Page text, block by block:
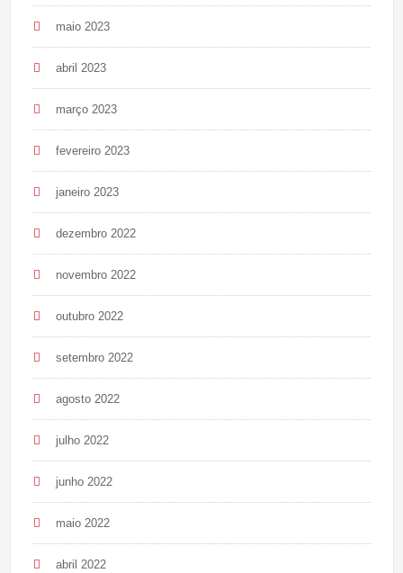
maio 2023
abril 2023
março 2023
fevereiro 2023
janeiro 2023
dezembro 2022
novembro 2022
outubro 2022
setembro 2022
agosto 2022
julho 2022
junho 2022
maio 2022
abril 2022